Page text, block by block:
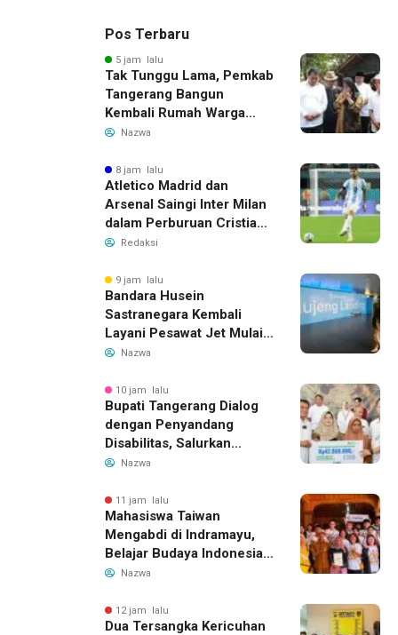
Pos Terbaru
5 jam lalu
Tak Tunggu Lama, Pemkab
Tangerang Bangun
Kembali Rumah Warga
yang Roboh Akibat Puting
Nazwa
8 jam lalu
Atletico Madrid dan
Arsenal Saingi Inter Milan
dalam Perburuan Cristian
Romero, Transfer Bek
Redaksi
9 jam lalu
Bandara Husein
Sastranegara Kembali
Layani Pesawat Jet Mulai
14 Agustus 2026, Garuda
Bandung-Denpasar
Nazwa
10 jam lalu
Bupati Tangerang Dialog
dengan Penyandang
Disabilitas, Salurkan
Bantuan dan Tampung
Nazwa
11 jam lalu
Mahasiswa Taiwan
Mengabdi di Indramayu,
Belajar Budaya Indonesia
dan Edukasi Pekerja
Nazwa
12 jam lalu
Dua Tersangka Kericuhan